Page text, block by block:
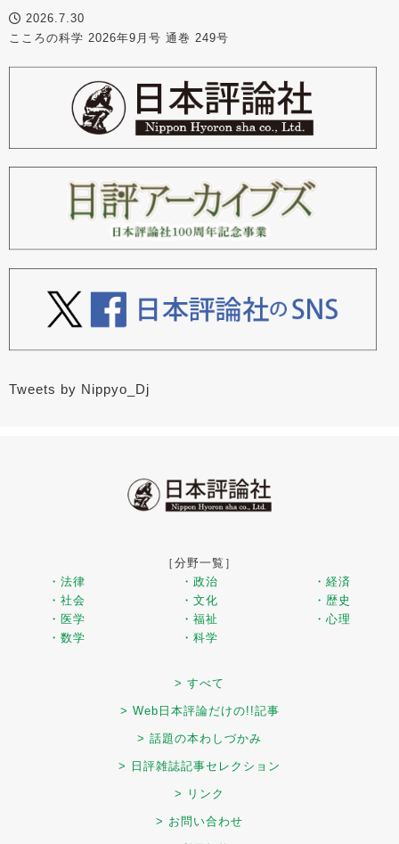
2026.7.30
こころの科学 2026年9月号 通巻 249号
Tweets by Nippyo_Dj
［分野一覧］
・法律
・政治
・経済
・社会
・文化
・歴史
・医学
・福祉
・心理
・数学
・科学
> すべて
> Web日本評論だけの!!記事
> 話題の本わしづかみ
> 日評雑誌記事セレクション
> リンク
> お問い合わせ